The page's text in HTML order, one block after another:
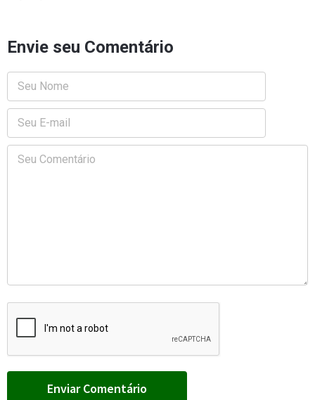
Envie seu Comentário